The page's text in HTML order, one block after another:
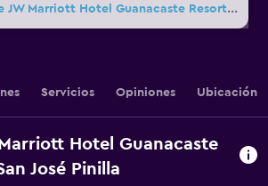
28 ofertas más de JW Marriott Hotel Guanacaste Resort & Spa
Servicios Opiniones Ubicación
Hotel Guanacaste
José Pinilla